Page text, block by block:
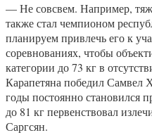
— Не совсвем. Например,
также стал чемпионом
планируем привлечь его к
соревнованиях, чтобы
категории до 73 кг в
Карапетяна победил Самвел
годы постоянно становился
до 81 кг первенствовал
Саргсян.